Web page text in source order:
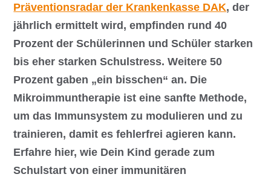
Präventionsradar der Krankenkasse DAK, der
jährlich ermittelt wird, empfinden rund 40
Prozent der Schülerinnen und Schüler starken
bis eher starken Schulstress. Weitere 50
Prozent gaben „ein bisschen“ an. Die
Mikroimmuntherapie ist eine sanfte Methode,
um das Immunsystem zu modulieren und zu
trainieren, damit es fehlerfrei agieren kann.
Erfahre hier, wie Dein Kind gerade zum
Schulstart von einer immunitären